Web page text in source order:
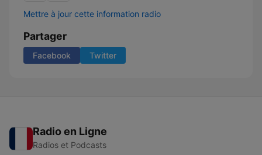
Mettre à jour cette information radio
Partager
Facebook Twitter
Radio en Ligne
Radios et Podcasts